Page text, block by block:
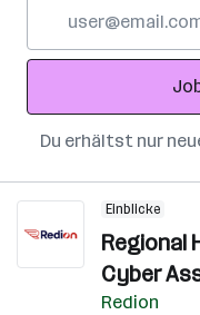
Adresse
Du erhältst nur
Einblicke
Regional
Cyber
Redion